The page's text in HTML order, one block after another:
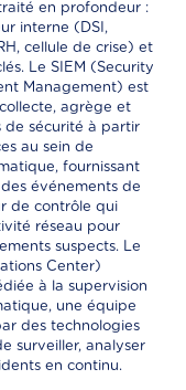
en profondeur :
interne (DSI,
cellule de crise) et
Le SIEM (Security
Management) est
agrège et
de sécurité à partir
au sein de
fournissant
événements de
de contrôle qui
réseau pour
suspects. Le
Center)
à la supervision
une équipe
des technologies
surveiller, analyser
en continu.